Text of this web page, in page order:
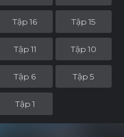
Tập 16 Tập 15
Tập 11 Tập 10
Tập 6 Tập 5
Tập 1